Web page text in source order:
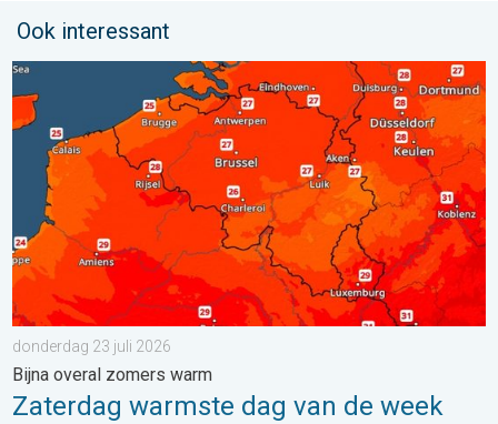
Ook interessant
Zaterdag warmste dag van de week. Bijna overal zomers
donderdag 23 juli 2026
Bijna overal zomers warm
Zaterdag warmste dag van de week